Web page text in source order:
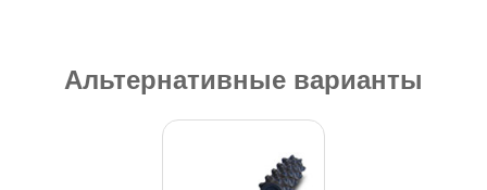
Альтернативные варианты